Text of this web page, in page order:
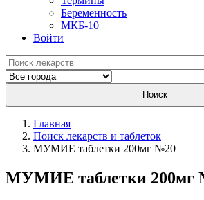
Беременность
МКБ-10
Войти
Поиск
Главная
Поиск лекарств и таблеток
МУМИЕ таблетки 200мг №20
МУМИЕ таблетки 200мг